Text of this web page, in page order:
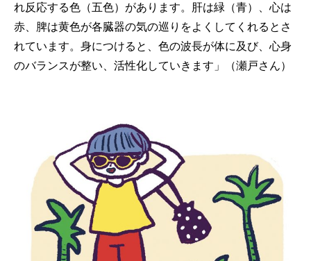
れ反応する色（五色）があります。肝は緑（青）、心は
赤、脾は黄色が各臓器の気の巡りをよくしてくれるとさ
れています。身につけると、色の波長が体に及び、心身
のバランスが整い、活性化していきます」（瀬戸さん）